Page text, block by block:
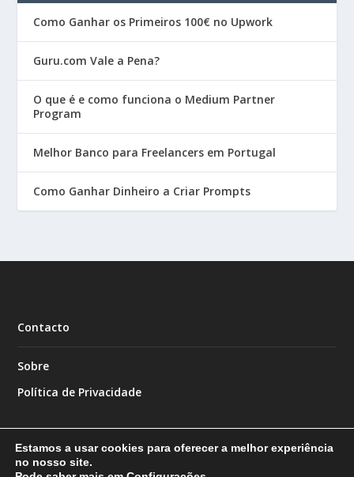
Como Ganhar os Primeiros 100€ no Upwork
Guru.com Vale a Pena?
O que é e como funciona o Medium Partner
Program
Melhor Banco para Freelancers em Portugal
Como Ganhar Dinheiro a Criar Prompts
Contacto
Sobre
Política de Privacidade
Estamos a usar cookies para oferecer a melhor experiência
no nosso site.